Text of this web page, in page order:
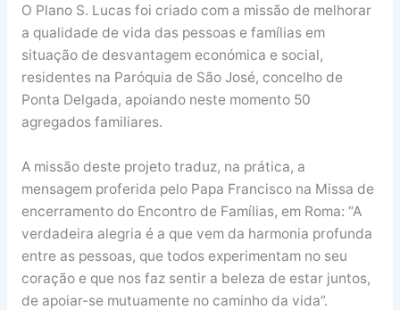
O Plano S. Lucas foi criado com a missão de melhorar
a qualidade de vida das pessoas e famílias em
situação de desvantagem económica e social,
residentes na Paróquia de São José, concelho de
Ponta Delgada, apoiando neste momento 50
agregados familiares.
A missão deste projeto traduz, na prática, a
mensagem proferida pelo Papa Francisco na Missa de
encerramento do Encontro de Famílias, em Roma: “A
verdadeira alegria é a que vem da harmonia profunda
entre as pessoas, que todos experimentam no seu
coração e que nos faz sentir a beleza de estar juntos,
de apoiar-se mutuamente no caminho da vida”.